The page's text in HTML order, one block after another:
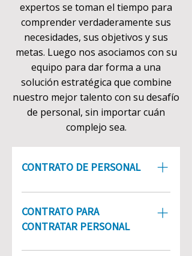
expertos se toman el tiempo para
comprender verdaderamente sus
necesidades, sus objetivos y sus
metas. Luego nos asociamos con su
equipo para dar forma a una
solución estratégica que combine
nuestro mejor talento con su desafío
de personal, sin importar cuán
complejo sea.
CONTRATO DE PERSONAL
Gestione picos y valles en el flujo
de trabajo. Cumplir con los
requisitos específicos del
de las necesidades de talento
CONTRATO PARA
CONTRATAR PERSONAL